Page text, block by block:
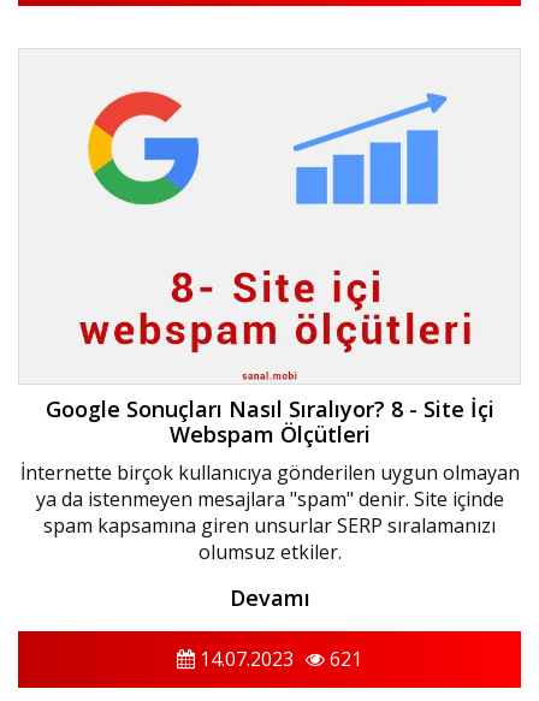
Google Sonuçları Nasıl Sıralıyor? 8 - Site İçi
Webspam Ölçütleri
İnternette birçok kullanıcıya gönderilen uygun olmayan
ya da istenmeyen mesajlara "spam" denir. Site içinde
spam kapsamına giren unsurlar SERP sıralamanızı
olumsuz etkiler.
Devamı
14.07.2023 621